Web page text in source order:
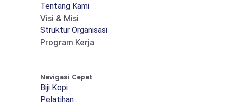
Tentang Kami
Visi & Misi
Struktur Organisasi
Program Kerja
Navigasi Cepat
Biji Kopi
Pelatihan